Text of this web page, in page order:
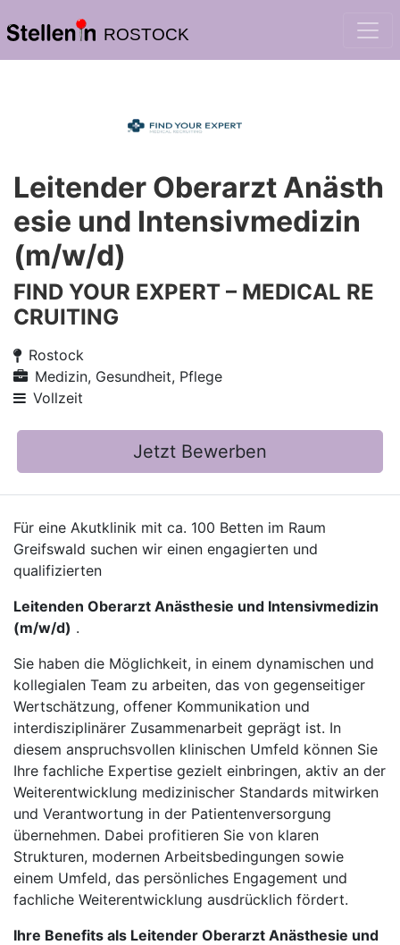
ROSTOCK
Leitender Oberarzt Anästh
esie und Intensivmedizin
(m/w/d)
FIND YOUR EXPERT – MEDICAL RE
CRUITING
Rostock
Medizin, Gesundheit, Pflege
Vollzeit
Jetzt Bewerben
Für eine Akutklinik mit ca. 100 Betten im Raum
Greifswald suchen wir einen engagierten und
qualifizierten
Leitenden Oberarzt Anästhesie und Intensivmedizin
(m/w/d) .
Sie haben die Möglichkeit, in einem dynamischen und
kollegialen Team zu arbeiten, das von gegenseitiger
Wertschätzung, offener Kommunikation und
interdisziplinärer Zusammenarbeit geprägt ist. In
diesem anspruchsvollen klinischen Umfeld können Sie
Ihre fachliche Expertise gezielt einbringen, aktiv an der
Weiterentwicklung medizinischer Standards mitwirken
und Verantwortung in der Patientenversorgung
übernehmen. Dabei profitieren Sie von klaren
Strukturen, modernen Arbeitsbedingungen sowie
einem Umfeld, das persönliches Engagement und
fachliche Weiterentwicklung ausdrücklich fördert.
Ihre Benefits als Leitender Oberarzt Anästhesie und